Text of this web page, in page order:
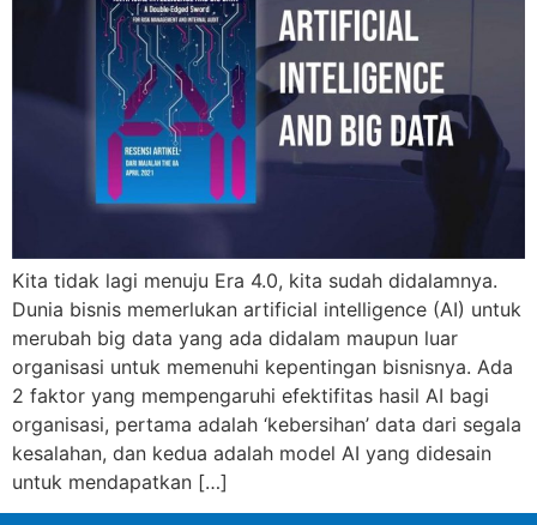
Kita tidak lagi menuju Era 4.0, kita sudah didalamnya.
Dunia bisnis memerlukan artificial intelligence (AI) untuk
merubah big data yang ada didalam maupun luar
organisasi untuk memenuhi kepentingan bisnisnya. Ada
2 faktor yang mempengaruhi efektifitas hasil AI bagi
organisasi, pertama adalah ‘kebersihan’ data dari segala
kesalahan, dan kedua adalah model AI yang didesain
untuk mendapatkan […]